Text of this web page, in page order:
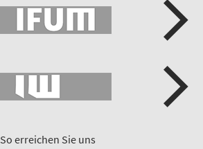
So erreichen Sie uns